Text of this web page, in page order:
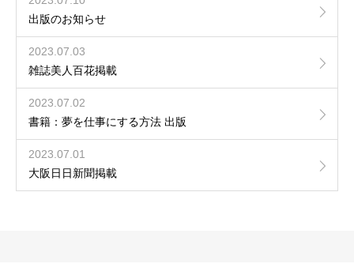
出版のお知らせ
2023.07.03
雑誌美人百花掲載
2023.07.02
書籍：夢を仕事にする方法 出版
2023.07.01
大阪日日新聞掲載